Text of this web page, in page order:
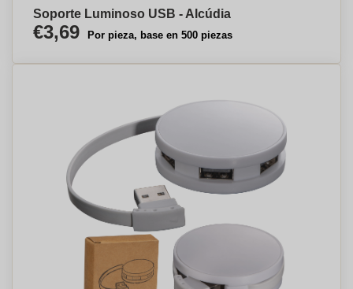
Soporte Luminoso USB - Alcúdia
€3,69 Por pieza, base en 500 piezas